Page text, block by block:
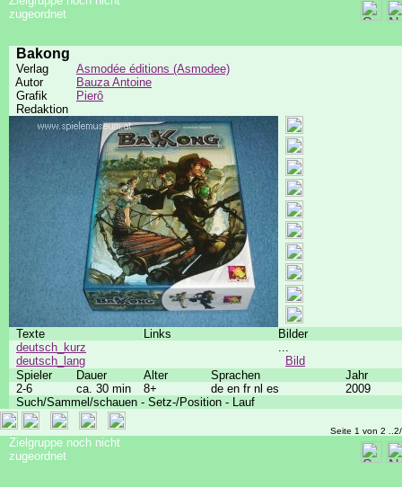
zugeordnet
Bakong
Verlag
Asmodée éditions (Asmodee)
Autor
Bauza Antoine
Grafik
Pierô
Redaktion
Texte Links
Bilder
deutsch_kurz
deutsch_lang
...
Bild
Spieler
Dauer Alter Sprachen
Jahr
2-6
ca. 30 min 8+ de en fr nl es
2009
Such/Sammel/schauen - Setz-/Position - Lauf
Seite 1 von 2
Zielgruppe noch nicht
zugeordnet